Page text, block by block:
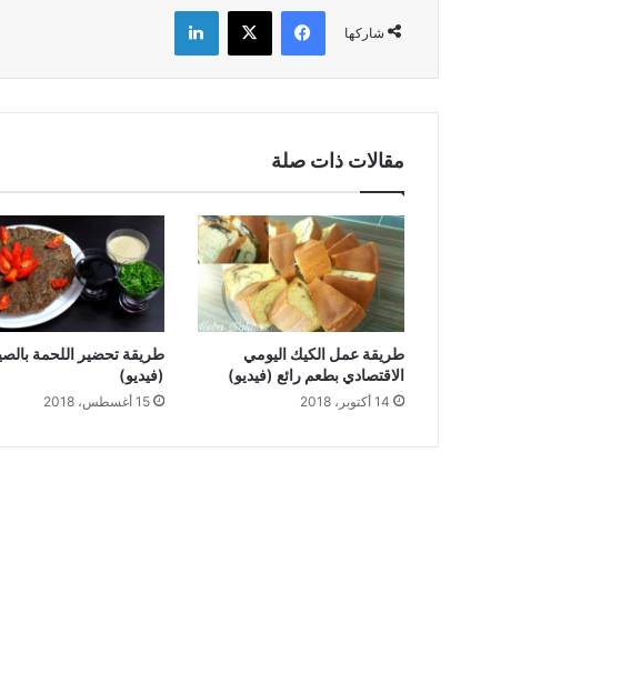
شاركها
فيسبوك X لينكدإن
مقالات ذات صلة
طريقة عمل الكيك اليومي
الاقتصادي بطعم رائع (فيديو)
14 أكتوبر، 2018
طريقة تحضير اللحمة
(فيديو)
15 أغسطس، 2018